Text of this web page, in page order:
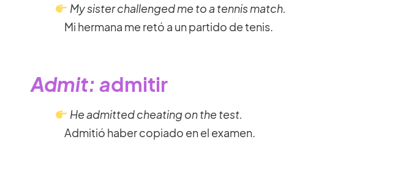
My sister challenged me to a tennis match.
Mi hermana me retó a un partido de tenis.
Admit: admitir
He admitted cheating on the test.
Admitió haber copiado en el examen.